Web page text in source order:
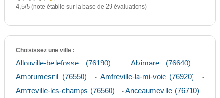
4,5/5(note établie sur la base de 29évaluations)
Choisissez une ville :
Allouville-bellefosse (76190) - Alvimare (76640) -
Ambrumesnil (76550) - Amfreville-la-mi-voie (76920) -
Amfreville-les-champs (76560) -Anceaumeville (76710)